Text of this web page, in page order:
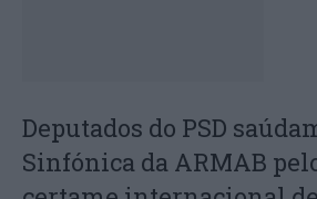
Deputados do PSD
Sinfónica da ARMAB